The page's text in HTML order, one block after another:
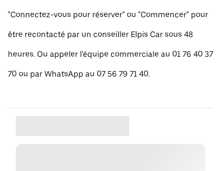
"Connectez-vous pour réserver" ou "Commencer" pour
être recontacté par un conseiller Elpis Car sous 48
heures. Ou appeler l'équipe commerciale au 01 76 40 37
70 ou par WhatsApp au 07 56 79 71 40.